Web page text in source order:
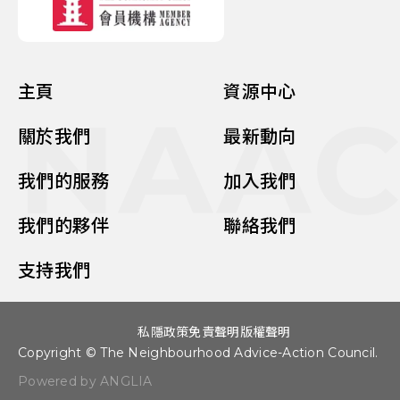
主頁
關於我們
我們的服務
我們的夥伴
支持我們
資源中心
最新動向
加入我們
聯絡我們
Copyright © The Neighbourhood Advice-Action Council.
Powered by ANGLIA
私隱政策免責聲明 版權聲明